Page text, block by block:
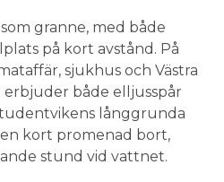
granne, med både
på kort avstånd. På
sjukhus och Västra
erbjuder både elljusspår
långgrunda
kort promenad bort,
stund vid vattnet.